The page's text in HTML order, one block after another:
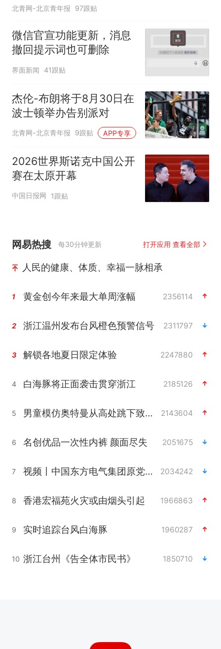
北青网-北京青年报 97跟贴
微信官宣功能更新，消息
撤回提示词也可删除
界面新闻 41跟贴
杰伦-布朗将于8月30日在
波士顿举办告别派对
北青网-北京青年报 9跟贴 APP专享
2026世界斯诺克中国公开
赛在太原开幕
中国日报网 1跟贴
网易热搜 每30分钟更新 打开应用 查看全部
人民的健康、体质、幸福一脉相承
1 黄金创今年来最大单周涨幅 2356114
2 浙江温州发布台风橙色预警信号 2311797
3 解锁各地夏日限定体验 2247880
4 白海豚将正面袭击贯穿浙江 2185126
5 男童模仿奥特曼从高处跳下致骨折 2143604
6 名创优品一次性内裤 颜面尽失 2051675
7 视频丨中国东方电气集团原党组副书记、董事宋致远被查 2034242
8 香港宏福苑火灾或由烟头引起 1966863
9 实时追踪台风白海豚 1960287
10 浙江台州《告全体市民书》 1850710